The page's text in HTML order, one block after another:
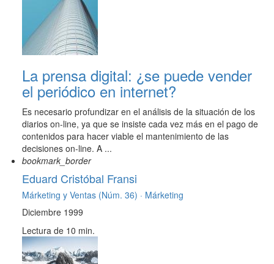
La prensa digital: ¿se puede vender
el periódico en internet?
Es necesario profundizar en el análisis de la situación de los
diarios on-line, ya que se insiste cada vez más en el pago de
contenidos para hacer viable el mantenimiento de las
decisiones on-line. A ...
bookmark_border
Eduard Cristóbal Fransi
Márketing y Ventas (Núm. 36) · Márketing
Diciembre 1999
Lectura de 10 min.